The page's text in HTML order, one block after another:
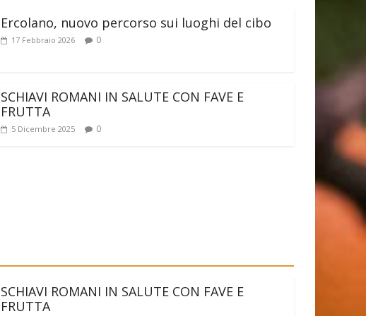
Ercolano, nuovo percorso sui luoghi del cibo
17 Febbraio 2026 0
SCHIAVI ROMANI IN SALUTE CON FAVE E
FRUTTA
5 Dicembre 2025 0
SCHIAVI ROMANI IN SALUTE CON FAVE E
FRUTTA